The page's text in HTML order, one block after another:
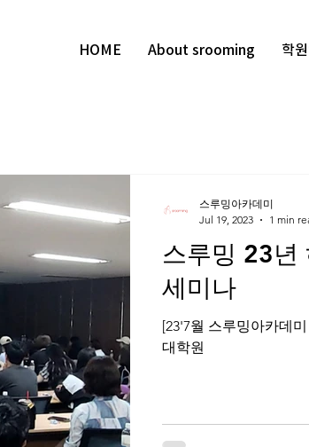
HOME About srooming 학
스루밍 23년
세미나
[23'7월 스루밍아카데
대학원
스루밍아카데미
Jul 19, 2023
1 min